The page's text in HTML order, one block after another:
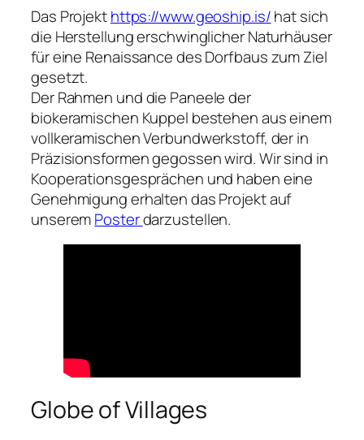
Das Projekthttps://www.geoship.is/hat sich
die Herstellung erschwinglicher Naturhäuser
für eine Renaissance des Dorfbaus zum Ziel
gesetzt.
Der Rahmen und die Paneele der
biokeramischen Kuppel bestehen aus einem
vollkeramischen Verbundwerkstoff, der in
Präzisionsformen gegossen wird. Wir sind in
Kooperationsgesprächen und haben eine
Genehmigung erhalten das Projekt auf
unseremPosterdarzustellen.
Globe of Villages